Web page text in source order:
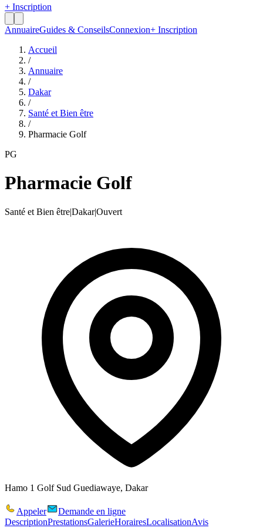
+ Inscription
AnnuaireGuides & ConseilsConnexion+ Inscription
Accueil
/
Annuaire
/
Dakar
/
Santé et Bien être
/
Pharmacie Golf
PG
Pharmacie Golf
Santé et Bien être|Dakar|Ouvert
Hamo 1 Golf Sud Guediawaye, Dakar
Appeler
Demande en ligne
DescriptionPrestationsGalerieHorairesLocalisationAvis